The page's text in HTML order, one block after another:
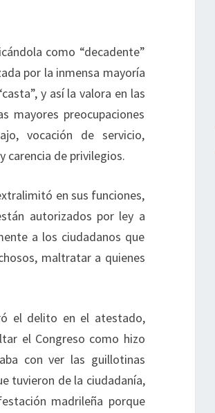
como “decadente”
por la inmensa mayoría
y así la valora en las
mayores preocupaciones
vocación de servicio,
carencia de privilegios.
en sus funciones,
autorizados por ley a
a los ciudadanos que
maltratar a quienes
el delito en el atestado,
el Congreso como hizo
con ver las guillotinas
tuvieron de la ciudadanía,
madrileña porque